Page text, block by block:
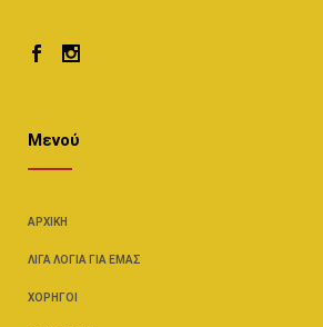
Μενού
ΑΡΧΙΚΉ
ΛΊΓΑ ΛΌΓΙΑ ΓΙΑ ΕΜΆΣ
ΧΟΡΗΓΟΊ